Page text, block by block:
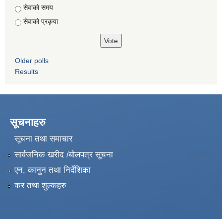
सेवाको समय
सेवाको प्रकृया
Older polls
Results
सूचनाहरु
सूचना तथा समाचार
सार्वजनिक खरीद /बोलपत्र सूचना
एन, कानुन तथा निर्देशिका
कर तथा शुल्कहरु